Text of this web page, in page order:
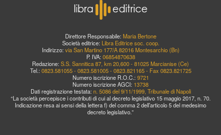
Direttore Responsabile: Maria Bertone
Società editrice: Libra Editrice soc. coop.
Indirizzo: via San Martino 177/A 82016 Montesarchio (Bn)
P. IVA: 06854870638
Redazione: S.S. Sannitica 87, km 20,600 - 81025 Marcianise (Ce)
Tel.: 0823.581055 - 0823.581005 - 0823.821165 - Fax 0823.821725
Numero iscrizione R.O.C.: 9721
Numero iscrizione AGCI: 13738
Dati registrazione testata: n. 5086 del 9/11/1999, Tribunale di Napoli
“La società percepisce i contributi di cui al decreto legislativo 15 maggio 2017, n. 70.
Indicazione resa ai sensi della lettera f) del comma 2 dell’articolo 5 del medesimo
decreto legislativo.”